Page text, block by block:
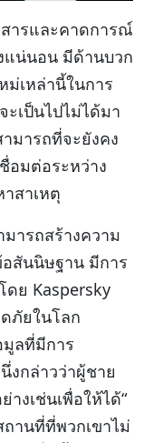
ารและคาดการณ์
แน่นอน มีด้านบวก
ม่เหล่านี้ในการ
เป็นไปไม่ได้มา
มารถที่จะยังคง
อมต่อระหว่าง
สาเหตุ
ารถสร้างความ
อสันนิษฐาน มีการ
ย Kaspersky
ภัยในโลก
มูลที่มีการ
งกล่าวว่าผู้ชาย
งเช่นเพื่อให้ได้“
านที่ที่พวกเขาไม่